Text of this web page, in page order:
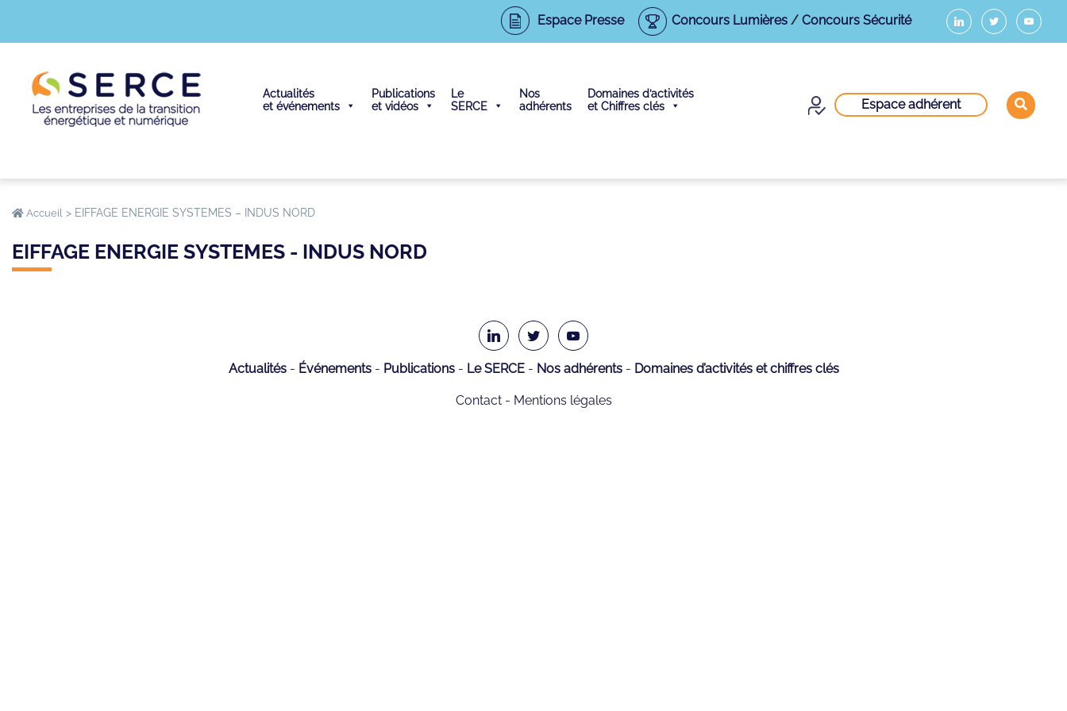
Espace Presse Concours Lumières/ Concours Sécurité
Actualités
et événements
Publications
et vidéos
Le
SERCE
Nos
adhérents
Domaines d’activités
et Chiffres clés
Espace adhérent
Accueil > EIFFAGE ENERGIE SYSTEMES – INDUS NORD
EIFFAGE ENERGIE SYSTEMES - INDUS NORD
Actualités Événements Publications Le SERCE Nos adhérents Domaines d’activités et chiffres clés
Contact Mentions légales